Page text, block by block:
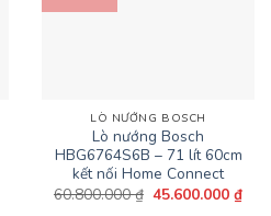
LÒ NƯỚNG BOSCH
Lò nướng Bosch
HBG6764S6B – 71 lít 60cm
kết nối Home Connect
60.800.000₫ Giá
45.600.000₫Giá